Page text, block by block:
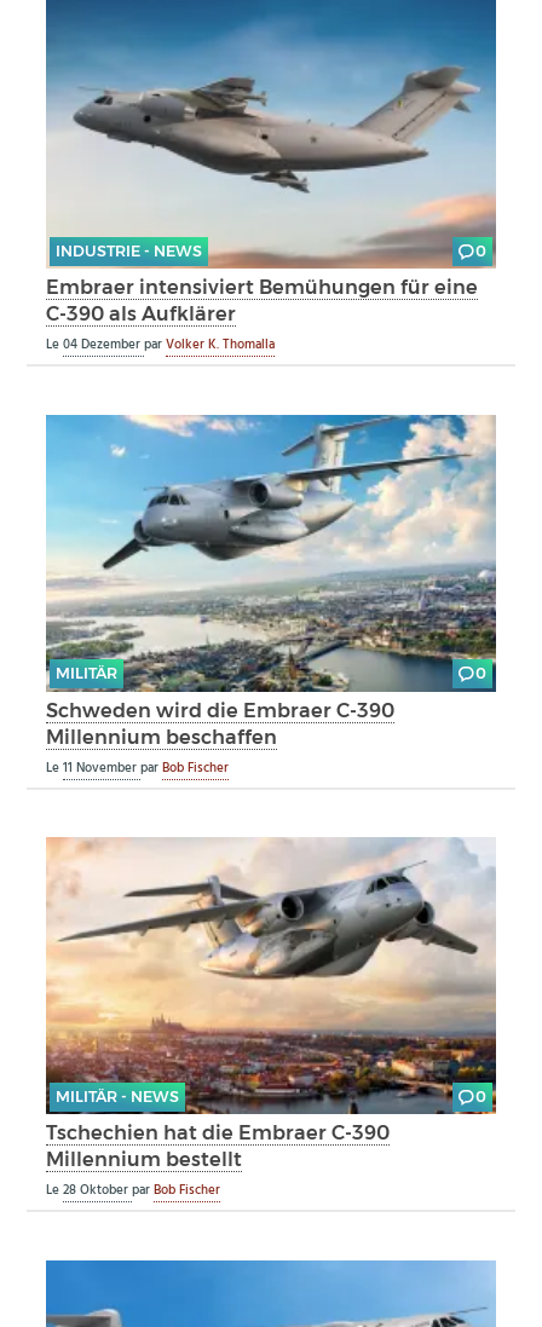
INDUSTRIE - NEWS 0
Embraer intensiviert Bemühungen für eine
C-390 als Aufklärer
Le04 DezemberparVolker K. Thomalla
MILITÄR 0
Schweden wird die Embraer C-390
Millennium beschaffen
Le11 NovemberparBob Fischer
MILITÄR - NEWS 0
Tschechien hat die Embraer C-390
Millennium bestellt
Le28 OktoberparBob Fischer